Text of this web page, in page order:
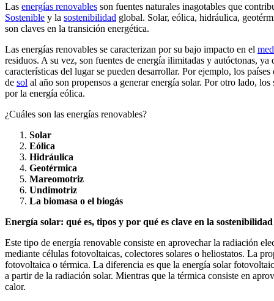
Las energías renovables son fuentes naturales inagotables que
Sostenible y la sostenibilidad global. Solar, eólica, hidráulica,
son claves en la transición energética.
Las energías renovables se caracterizan por su bajo impacto en el
residuos. A su vez, son fuentes de energía ilimitadas y autóctonas, ya
características del lugar se pueden desarrollar. Por ejemplo, los
de sol al año son propensos a generar energía solar. Por otro lado, los
por la energía eólica.
¿Cuáles son las energías renovables?
Solar
Eólica
Hidráulica
Geotérmica
Mareomotriz
Undimotriz
La biomasa o el biogás
Energía solar: qué es, tipos y por qué es clave en la sostenibilidad
Este tipo de energía renovable consiste en aprovechar la radiación
mediante células fotovoltaicas, colectores solares o heliostatos. La
fotovoltaica o térmica. La diferencia es que la energía solar
a partir de la radiación solar. Mientras que la térmica consiste en
calor.